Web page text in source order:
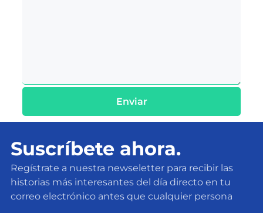
Enviar
Suscríbete ahora.
Regístrate a nuestra newseletter para recibir las
historias más interesantes del día directo en tu
correo electrónico antes que cualquier persona